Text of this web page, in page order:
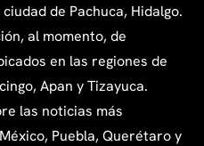
de Pachuca, Hidalgo.
al momento, de
en las regiones de
Apan y Tizayuca.
las noticias más
Puebla, Querétaro y